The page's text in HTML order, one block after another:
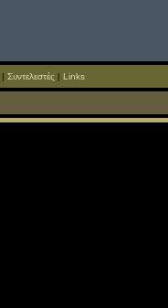
| Συντελεστές | Links